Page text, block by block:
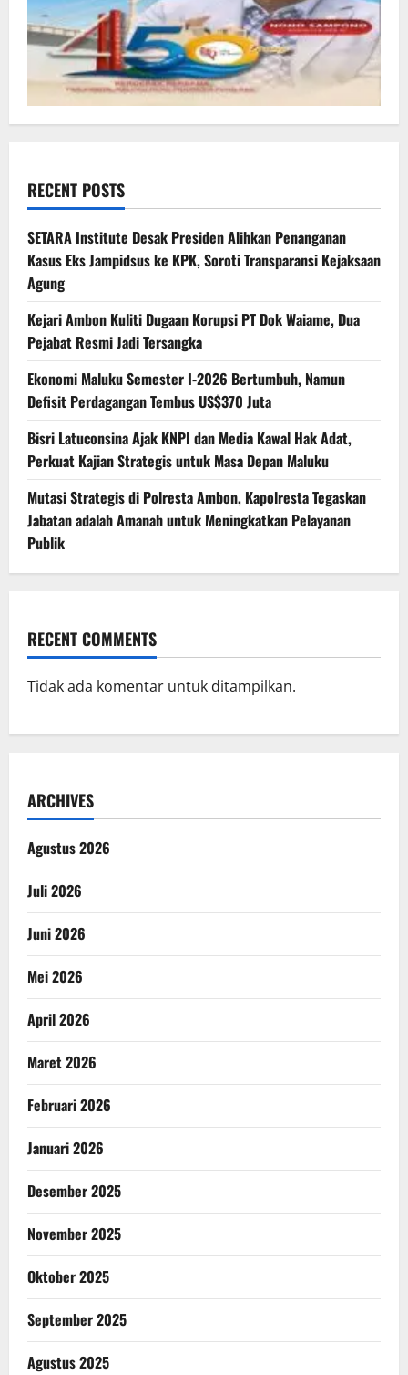
RECENT POSTS
SETARA Institute Desak Presiden Alihkan Penanganan
Kasus Eks Jampidsus ke KPK, Soroti Transparansi Kejaksaan
Agung
Kejari Ambon Kuliti Dugaan Korupsi PT Dok Waiame, Dua
Pejabat Resmi Jadi Tersangka
Ekonomi Maluku Semester I-2026 Bertumbuh, Namun
Defisit Perdagangan Tembus US$370 Juta
Bisri Latuconsina Ajak KNPI dan Media Kawal Hak Adat,
Perkuat Kajian Strategis untuk Masa Depan Maluku
Mutasi Strategis di Polresta Ambon, Kapolresta Tegaskan
Jabatan adalah Amanah untuk Meningkatkan Pelayanan
Publik
RECENT COMMENTS
Tidak ada komentar untuk ditampilkan.
ARCHIVES
Agustus 2026
Juli 2026
Juni 2026
Mei 2026
April 2026
Maret 2026
Februari 2026
Januari 2026
Desember 2025
November 2025
Oktober 2025
September 2025
Agustus 2025